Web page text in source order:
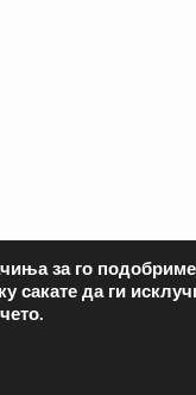
за го
сакате да ги